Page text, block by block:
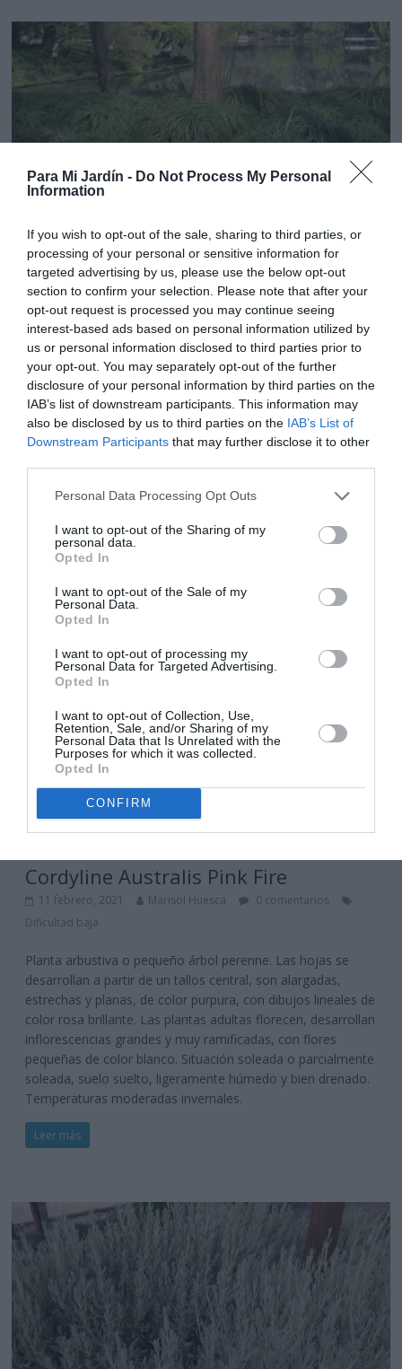
Para Mi Jardín - Do Not Process My Personal
Information
If you wish to opt-out of the sale, sharing to third parties, or
processing of your personal or sensitive information for
targeted advertising by us, please use the below opt-out
section to confirm your selection. Please note that after your
opt-out request is processed you may continue seeing
interest-based ads based on personal information utilized by
us or personal information disclosed to third parties prior to
your opt-out. You may separately opt-out of the further
disclosure of your personal information by third parties on the
IAB’s list of downstream participants. This information may
also be disclosed by us to third parties on the IAB’s List of
Downstream Participants that may further disclose it to other
Personal Data Processing Opt Outs
I want to opt-out of the Sharing of my
personal data.
Opted In
I want to opt-out of the Sale of my
Personal Data.
Opted In
I want to opt-out of processing my
Personal Data for Targeted Advertising.
Opted In
I want to opt-out of Collection, Use,
Retention, Sale, and/or Sharing of my
Personal Data that Is Unrelated with the
Purposes for which it was collected.
Opted In
CONFIRM
Arbustos Tapizantes y gramíneas Vivaces
Hierba de Dragón-Barba de
Serpiente-Ophiopogon Japonicus
18 febrero, 2021 Marisol Huesca
0 comentarios
Dificultad baja
Planta perenne de crecimiento denso, forma montículos
redondeados. Hojas alargadas y estrechas de color verde
oscuro generalmente. Florece en verano, pequeñas flores
blancas o de color violeta pálido, reunidas en
inflorescencias cortas. Situación parcialmente soleada o
sombría, suelo fértil y profundo. Riegos regulares y
Leer más
Cordyline Australis Pink Fire
11 febrero, 2021 Marisol Huesca
0 comentarios
Dificultad baja
Planta arbustiva o pequeño árbol perenne. Las hojas se
desarrollan a partir de un tallos central, son alargadas,
estrechas y planas, de color purpura, con dibujos lineales de
color rosa brillante. Las plantas adultas florecen, desarrollan
inflorescencias grandes y muy ramificadas, con flores
pequeñas de color blanco. Situación soleada o parcialmente
soleada, suelo suelto, ligeramente húmedo y bien drenado.
Temperaturas moderadas invernales.
Leer más